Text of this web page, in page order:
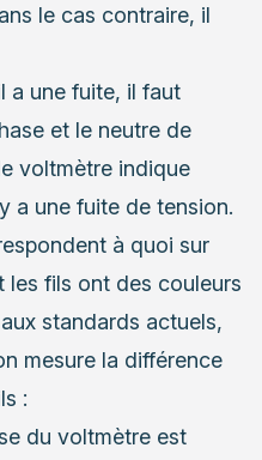
le cas contraire, il
a une fuite, il faut
et le neutre de
voltmètre indique
a une fuite de tension.
à quoi sur
les fils ont des couleurs
standards actuels,
mesure la différence
:
du voltmètre est